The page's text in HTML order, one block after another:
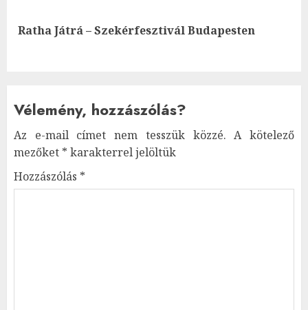
Next
Ratha Játrá – Szekérfesztivál Budapesten
Vélemény, hozzászólás?
Az e-mail címet nem tesszük közzé. A kötelező
mezőket * karakterrel jelöltük
Hozzászólás *